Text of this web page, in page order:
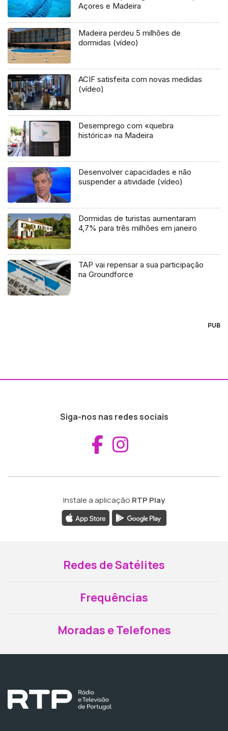
Açores e Madeira
Madeira perdeu 5 milhões de
dormidas (vídeo)
ACIF satisfeita com novas medidas
(vídeo)
Desemprego com «quebra
histórica» na Madeira
Desenvolver capacidades e não
suspender a atividade (vídeo)
Dormidas de turistas aumentaram
4,7% para três milhões em janeiro
TAP vai repensar a sua participação
na Groundforce
PUB
Siga-nos nas redes sociais
Aceder ao
Instale a aplicação RTP Play
Redes de Satélites
Frequências
Moradas e Telefones